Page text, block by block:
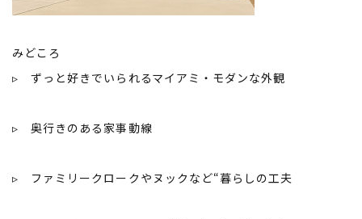
みどころ
▹ ずっと好きでいられるマイアミ・モダンな外観
▹ 奥行きのある家事動線
▹ ファミリークロークやヌックなど“暮らしの工夫